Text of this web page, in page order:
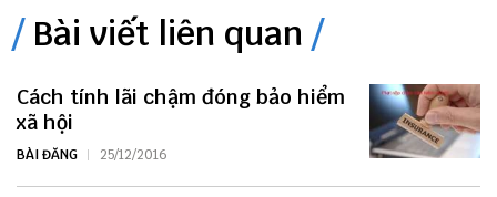
Bài viết liên quan
Cách tính lãi chậm đóng bảo hiểm
xã hội
BÀI ĐĂNG 25/12/2016